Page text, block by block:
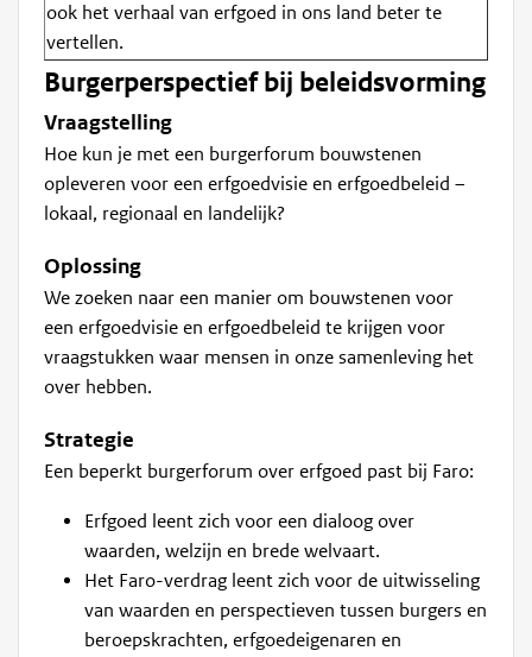
ook het verhaal van erfgoed in ons land beter te
vertellen.
Burgerperspectief bij beleidsvorming
Vraagstelling
Hoe kun je met een burgerforum bouwstenen
opleveren voor een erfgoedvisie en erfgoedbeleid –
lokaal, regionaal en landelijk?
Oplossing
We zoeken naar een manier om bouwstenen voor
een erfgoedvisie en erfgoedbeleid te krijgen voor
vraagstukken waar mensen in onze samenleving het
over hebben.
Strategie
Een beperkt burgerforum over erfgoed past bij Faro:
Erfgoed leent zich voor een dialoog over
waarden, welzijn en brede welvaart.
Het Faro-verdrag leent zich voor de uitwisseling
van waarden en perspectieven tussen burgers en
beroepskrachten, erfgoedeigenaren en